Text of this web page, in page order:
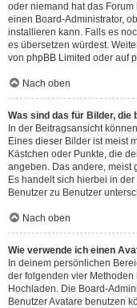
oder niemand hat das
einen Board-Administrator,
installieren kann. Falls es
es übersetzen würdest.
von phpBB Limited oder auf
Nach oben
Was sind das für Bilder, die
In der Beitragsansicht
Eines dieser Bilder ist meist
Kästchen oder Punkte, die
angeben. Das andere, meist
Es handelt sich hierbei in
Benutzer zu Benutzer
Nach oben
Wie verwende ich einen
In deinem persönlichen
der folgenden vier Methoden
Hochladen. Die Board-
Benutzer Avatare benutzen